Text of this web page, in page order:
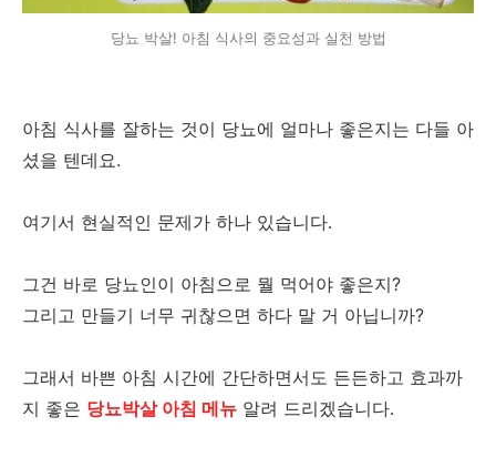
당뇨 박살! 아침 식사의 중요성과 실천 방법
아침 식사를 잘하는 것이 당뇨에 얼마나 좋은지는 다들 아
셨을 텐데요.
여기서 현실적인 문제가 하나 있습니다.
그건 바로 당뇨인이 아침으로 뭘 먹어야 좋은지?
그리고 만들기 너무 귀찮으면 하다 말 거 아닙니까?
그래서 바쁜 아침 시간에 간단하면서도 든든하고 효과까
지 좋은 당뇨박살 아침 메뉴 알려 드리겠습니다.